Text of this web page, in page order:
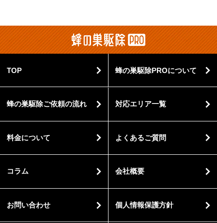
TOP 蜂の巣駆除PROについて
蜂の巣駆除ご依頼の流れ 対応エリア一覧
料金について よくあるご質問
コラム 会社概要
お問い合わせ 個人情報保護方針